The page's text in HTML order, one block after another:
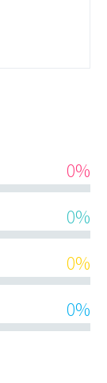
0%
0%
0%
0%